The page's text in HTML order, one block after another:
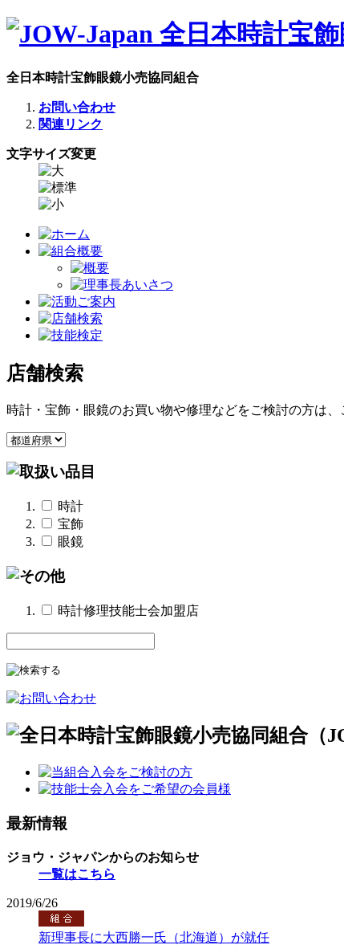
全日本時計宝飾眼鏡小売協同組合
お問い合わせ
関連リンク
文字サイズ変更
店舗検索
時計・宝飾・眼鏡のお買い物や修理などをご検討の方は
時計
宝飾
眼鏡
時計修理技能士会加盟店
最新情報
ジョウ・ジャパンからのお知らせ
一覧はこちら
2019/6/26
新理事長に大西勝一氏（北海道）が就任